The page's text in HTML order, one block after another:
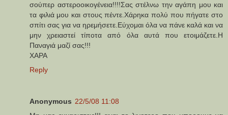
σούπερ αστεροοικογένεια!!!!Σας στέλνω την αγάπη μου και
τα φιλιά μου και στους πέντε.Χάρηκα πολύ που πήγατε στο
σπίτι σας για να ηρεμήσετε.Εύχομαι όλα να πάνε καλά και να
μην χρειαστεί τίποτα από όλα αυτά που ετοιμάζετε.Η
Παναγιά μαζί σας!!!
ΧΑΡΑ
Reply
Anonymous 22/5/08 11:08